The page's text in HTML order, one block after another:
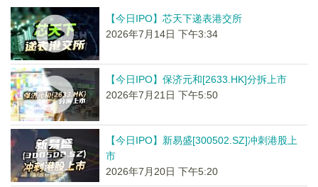
【今日IPO】芯天下递表港交所
2026年7月14日 下午3:34
【今日IPO】保济元和[2633.HK]分拆上市
2026年7月21日 下午5:50
【今日IPO】新易盛[300502.SZ]冲刺港股上
市
2026年7月20日 下午5:20